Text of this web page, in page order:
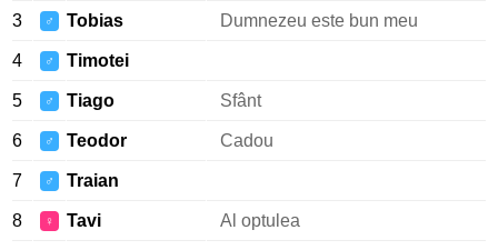
3 ♂ Tobias Dumnezeu este bun meu
4 ♂ Timotei
5 ♂ Tiago Sfânt
6 ♂ Teodor Cadou
7 ♂ Traian
8 ♀ Tavi Al optulea